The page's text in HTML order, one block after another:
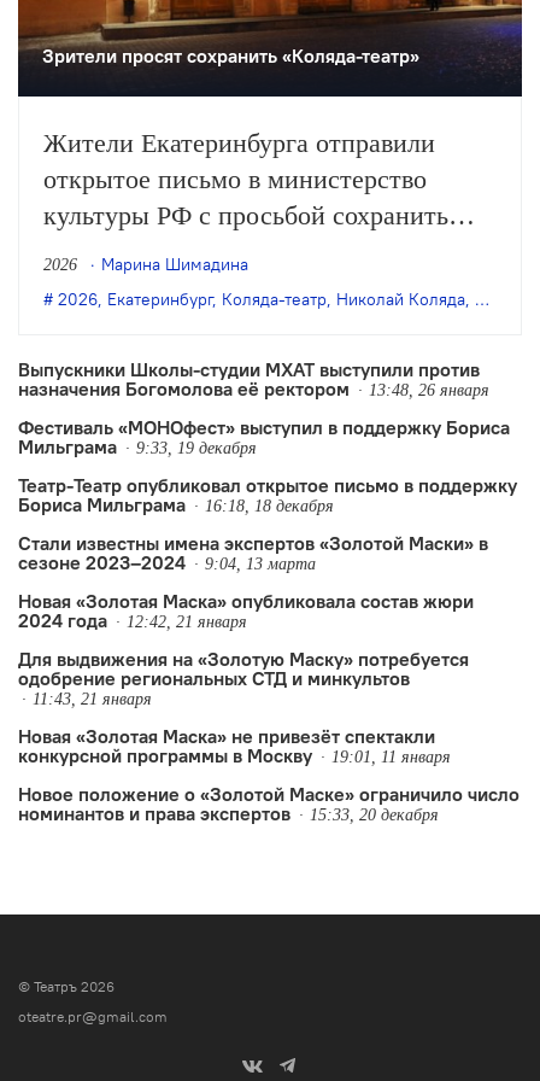
Зрители просят сохранить «Коляда-театр»
Жители Екатеринбурга отправили
открытое письмо в министерство
культуры РФ с просьбой сохранить
«Коляда-театр», который после смерти
своего основателя Николая
за юридических проблем.
2026
Марина Шимадина
2026, Екатеринбург, Коляда-театр, Николай Коляда, олег
Выпускники Школы-студии МХАТ выступили против
назначения Богомолова её ректором
13:48, 26 января
Фестиваль «МОНОфест» выступил в поддержку Бориса
Мильграма
9:33, 19 декабря
Театр-Театр опубликовал открытое письмо в поддержку
Бориса Мильграма
16:18, 18 декабря
Стали известны имена экспертов «Золотой Маски» в
сезоне 2023–2024
9:04, 13 марта
Новая «Золотая Маска» опубликовала состав жюри
2024 года
12:42, 21 января
Для выдвижения на «Золотую Маску» потребуется
одобрение региональных СТД и минкультов
11:43, 21 января
Новая «Золотая Маска» не привезёт спектакли
конкурсной программы в Москву
19:01, 11 января
Новое положение о «Золотой Маске» ограничило число
номинантов и права экспертов
15:33, 20 декабря
© Театръ 2026
oteatre.pr@gmail.com